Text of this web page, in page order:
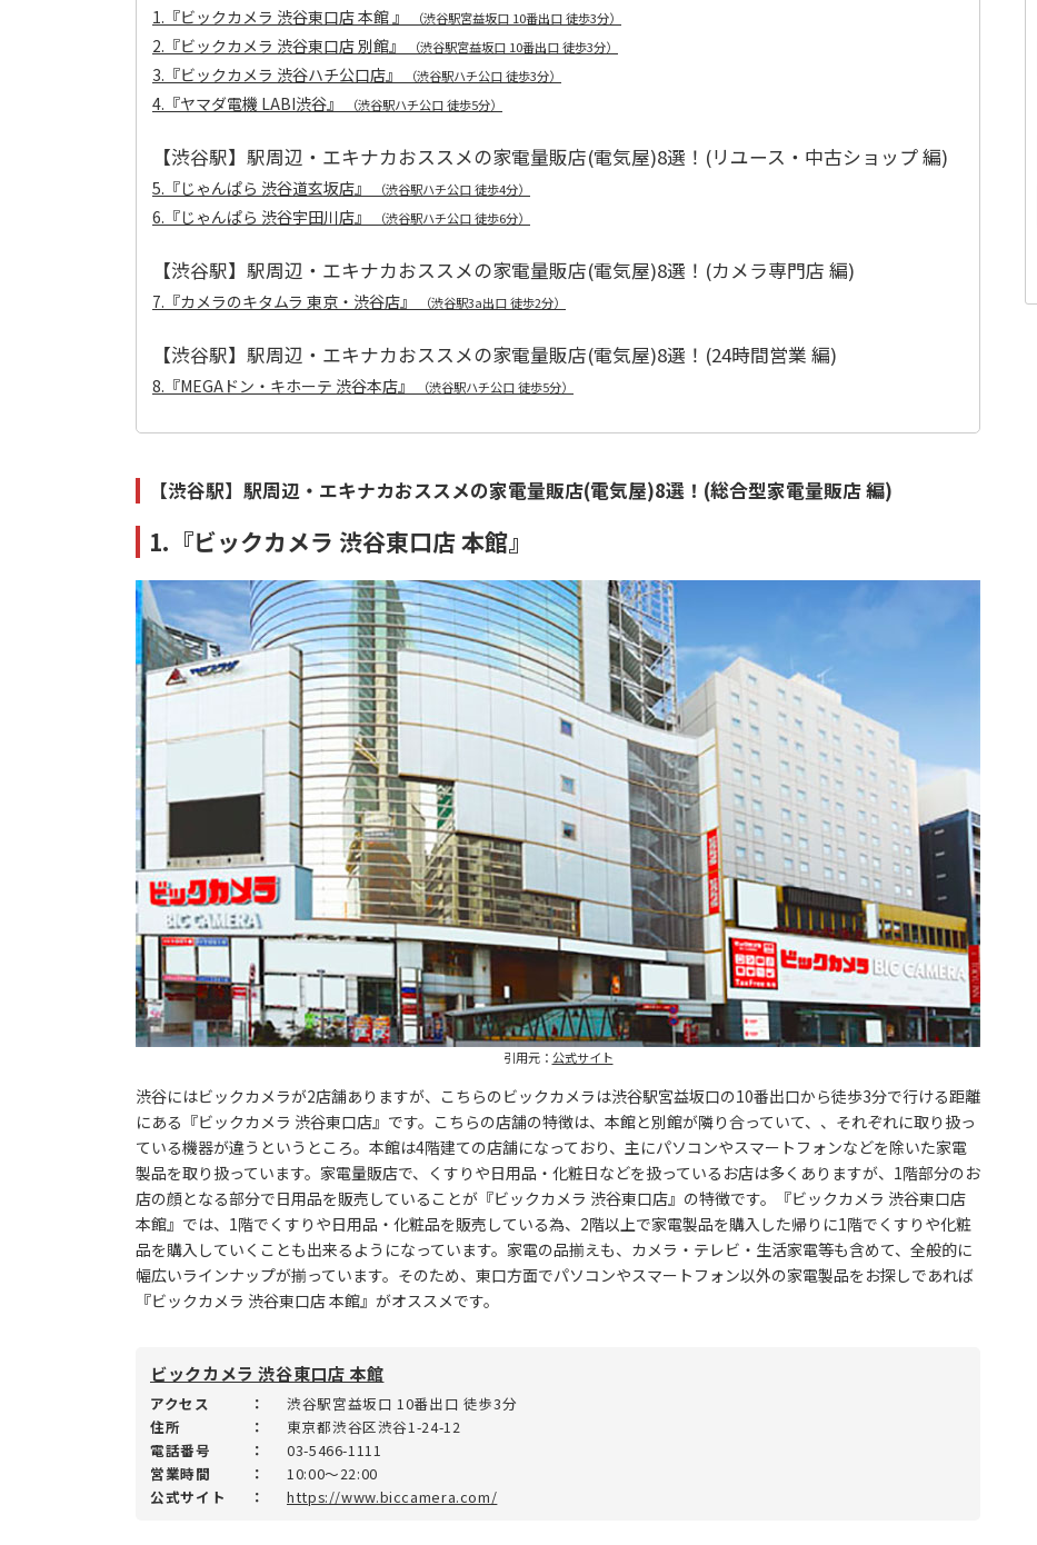
1.『ビックカメラ 渋谷東口店 本館 』 （渋谷駅宮益坂口 10番出口 徒歩3分）
2.『ビックカメラ 渋谷東口店 別館』 （渋谷駅宮益坂口 10番出口 徒歩3分）
3.『ビックカメラ 渋谷ハチ公口店』 （渋谷駅ハチ公口 徒歩3分）
4.『ヤマダ電機 LABI渋谷』 （渋谷駅ハチ公口 徒歩5分）
【渋谷駅】駅周辺・エキナカおススメの家電量販店(電気屋)8選！(リユース・中古ショップ 編)
5.『じゃんぱら 渋谷道玄坂店』 （渋谷駅ハチ公口 徒歩4分）
6.『じゃんぱら 渋谷宇田川店』 （渋谷駅ハチ公口 徒歩6分）
【渋谷駅】駅周辺・エキナカおススメの家電量販店(電気屋)8選！(カメラ専門店 編)
7.『カメラのキタムラ 東京・渋谷店』 （渋谷駅3a出口 徒歩2分）
【渋谷駅】駅周辺・エキナカおススメの家電量販店(電気屋)8選！(24時間営業 編)
8.『MEGAドン・キホーテ 渋谷本店』 （渋谷駅ハチ公口 徒歩5分）
【渋谷駅】駅周辺・エキナカおススメの家電量販店(電気屋)8選！(総合型家電量販店 編)
1.『ビックカメラ 渋谷東口店 本館』
引用元： 公式サイト
渋谷にはビックカメラが2店舗ありますが、こちらのビックカメラは渋谷駅宮益坂口の10番出口から徒歩3分で行ける距離
にある『ビックカメラ 渋谷東口店』です。こちらの店舗の特徴は、本館と別館が隣り合っていて、、それぞれに取り扱っ
ている機器が違うというところ。本館は4階建ての店舗になっており、主にパソコンやスマートフォンなどを除いた家電
製品を取り扱っています。家電量販店で、くすりや日用品・化粧日などを扱っているお店は多くありますが、1階部分のお
店の顔となる部分で日用品を販売していることが『ビックカメラ 渋谷東口店』の特徴です。『ビックカメラ 渋谷東口店
本館』では、1階でくすりや日用品・化粧品を販売している為、2階以上で家電製品を購入した帰りに1階でくすりや化粧
品を購入していくことも出来るようになっています。家電の品揃えも、カメラ・テレビ・生活家電等も含めて、全般的に
幅広いラインナップが揃っています。そのため、東口方面でパソコンやスマートフォン以外の家電製品をお探しであれば
『ビックカメラ 渋谷東口店 本館』がオススメです。
ビックカメラ 渋谷東口店 本館
アクセス ：
渋谷駅宮益坂口 10番出口 徒歩3分
住所
：
東京都渋谷区渋谷1-24-12
電話番号
：
03-5466-1111
営業時間
：
10:00～22:00
公式サイト
： https://www.biccamera.com/